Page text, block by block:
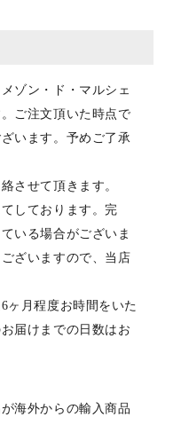
ゾン・ド・マルシェ
ご注文頂いた時点で
います。予めご了承
させて頂きます。
しております。完
いる場合がございま
ざいますので、当店
ヶ月程度お時間をいた
届けまでの日数はお
海外からの輸入商品